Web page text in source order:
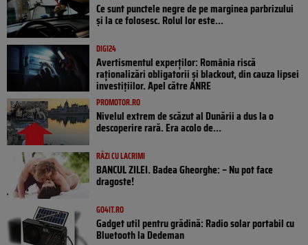
Ce sunt punctele negre de pe marginea parbrizului
și la ce folosesc. Rolul lor este...
DIGI24
Avertismentul experților: România riscă
raționalizări obligatorii și blackout, din cauza lipsei
investițiilor. Apel către ANRE
PROMOTOR.RO
Nivelul extrem de scăzut al Dunării a dus la o
descoperire rară. Era acolo de...
RÂZI CU LACRIMI
BANCUL ZILEI. Badea Gheorghe: – Nu pot face
dragoste!
GO4IT.RO
Gadget util pentru grădină: Radio solar portabil cu
Bluetooth la Dedeman